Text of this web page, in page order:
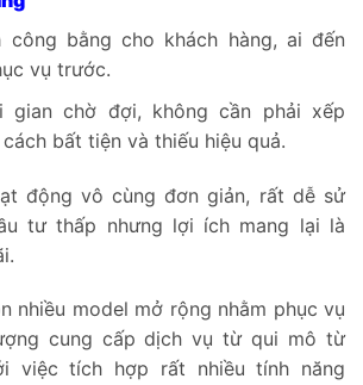
bằng cho khách hàng, ai đến
vụ trước.
gian chờ đợi, không cần phải xếp
bất tiện và thiếu hiệu quả.
động vô cùng đơn giản, rất dễ sử
tư thấp nhưng lợi ích mang lại là
nhiều model mở rộng nhằm phục vụ
cung cấp dịch vụ từ qui mô từ
việc tích hợp rất nhiều tính năng